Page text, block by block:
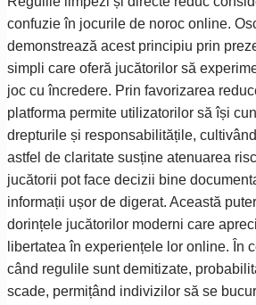
confuzie în jocurile de noroc online.
demonstrează acest principiu prin
simpli care oferă jucătorilor să
joc cu încredere. Prin favorizarea
platforma permite utilizatorilor să își
drepturile și responsabilitățile,
astfel de claritate susține atenuarea
jucătorii pot face decizii bine
informații ușor de digerat. Această
dorințele jucătorilor moderni care
libertatea în experiențele lor online. În
când regulile sunt demitizate,
scade, permițând indivizilor să se